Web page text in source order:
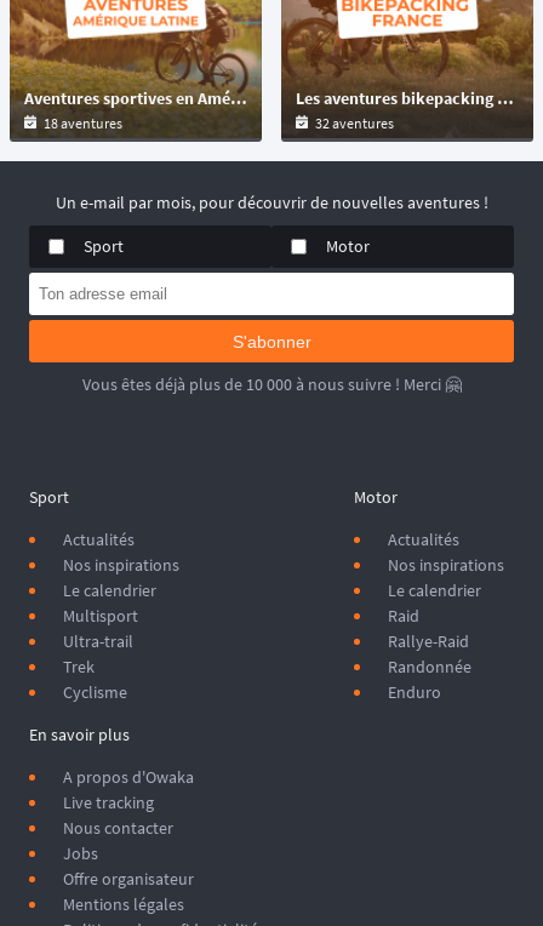
Aventures sportives en Amérique latine : Trail, VTT, Multisport & Ultra-Cyclisme pour tous les niveaux
18 aventures
Les aventures bikepacking en France : autonomie et autosuffisance, les challenges ultra-cycling vélo de route et gravel !
32 aventures
Un e-mail par mois, pour découvrir de nouvelles aventures !
Sport
Motor
S'abonner
Vous êtes déjà plus de 10 000 à nous suivre ! Merci 🤗
Sport
Actualités
Nos inspirations
Le calendrier
Multisport
Ultra-trail
Trek
Cyclisme
Motor
Actualités
Nos inspirations
Le calendrier
Raid
Rallye-Raid
Randonnée
Enduro
En savoir plus
A propos d'Owaka
Live tracking
Nous contacter
Jobs
Offre organisateur
Mentions légales